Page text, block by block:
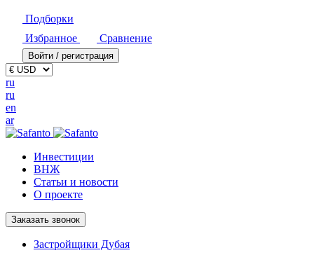
Подборки
Избранное
Сравнение
Войти / регистрация
ru
ru
en
ar
Инвестиции
ВНЖ
Статьи и новости
О проекте
Заказать звонок
Застройщики Дубая